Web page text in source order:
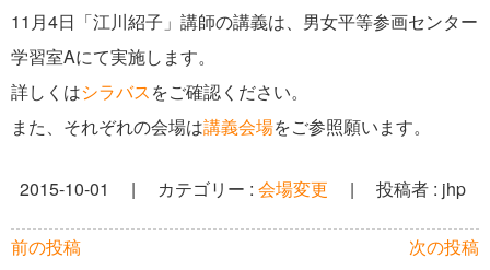
a
i
11月4日「江川紹子」講師の講義は、男女平等参画センター
学習室Aにて実施します。
詳しくはシラバスをご確認ください。
また、それぞれの会場は講義会場をご参照願います。
2015-10-01 | カテゴリー : 会場変更 | 投稿者 : jhp
前の投稿 次の投稿